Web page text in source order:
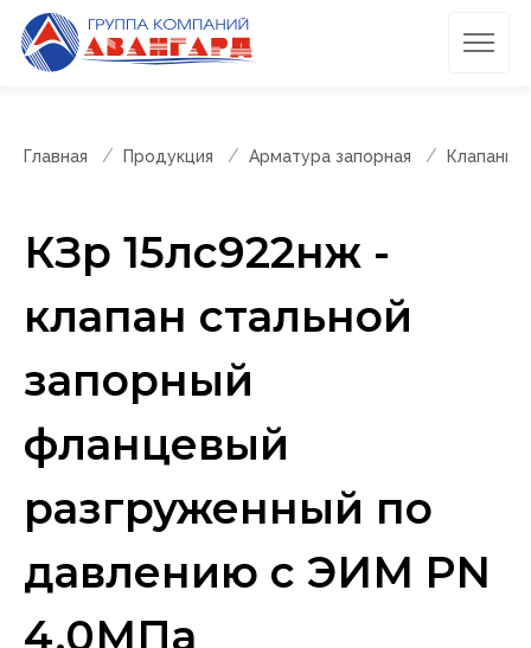
Главная Продукция Арматура запорная Клапаны
КЗр 15лс922нж -
клапан стальной
запорный
фланцевый
разгруженный по
давлению с ЭИМ PN
4,0МПа